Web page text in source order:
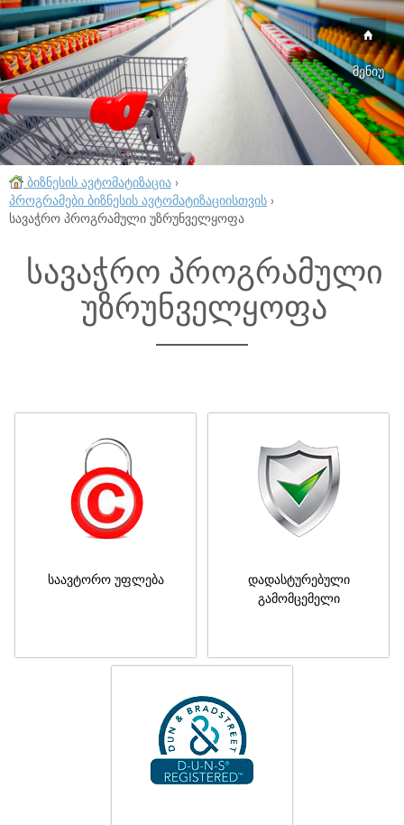
მენიუ
ბიზნესის ავტომატიზაცია ›
პროგრამები ბიზნესის ავტომატიზაციისთვის ›
სავაჭრო პროგრამული უზრუნველყოფა
სავაჭრო პროგრამული
უზრუნველყოფა
საავტორო უფლება
დადასტურებული
გამომცემელი